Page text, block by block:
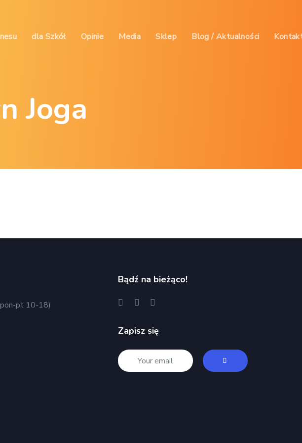
dla Szkół Opinie Media Sklep Blog / Aktualności
Joga
pt 10-18)
Bądź na bieżąco!
Zapisz się